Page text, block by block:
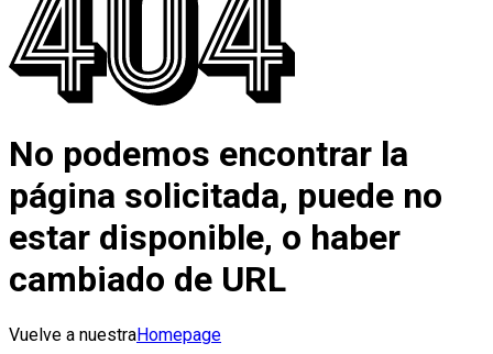
No podemos encontrar la
página solicitada, puede no
estar disponible, o haber
cambiado de URL
Vuelve a nuestraHomepage